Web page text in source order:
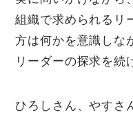
組織で求められるリ
方は何かを意識しな
リーダーの探求を続
ひろしさん、やすさ